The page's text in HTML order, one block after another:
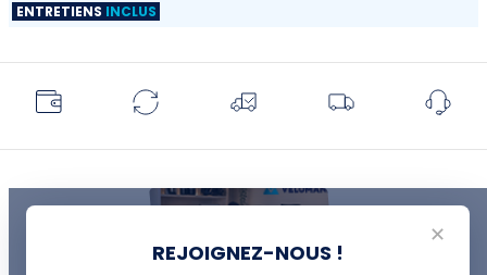
ENTRETIENS INCLUS
✕
REJOIGNEZ-NOUS !